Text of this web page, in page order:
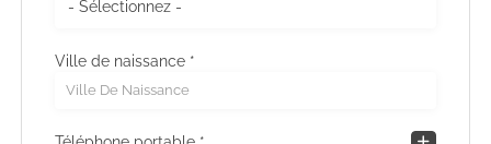
Ville de résidence
Ville de naissance *
Ville De Naissance